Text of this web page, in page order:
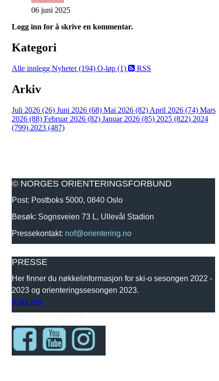
06 juni 2025
Logg inn for å skrive en kommentar.
Kategori
Alle innlegg Nyheter (194) O-løp (1) RSS
Arkiv
Juli 2026 (26) Juni 2026 (68) Mai 2026 (82) April 2026 (74) Mars
2026 (88) Februar 2026 (82) Januar 2026 (85) 2025 (822) 2024
(799) 2023 (487)
© NORGES ORIENTERINGSFORBUND
Post: Postboks 5000, 0840 Oslo
Besøk: Sognsveien 73 L, Ullevål Stadion
Pressekontakt: nof@orientering.no
PRESSE
Her finner du nøkkelinformasjon for ski-o sesongen 2022 -
2023 og orienteringssesongen 2023.
Klikk her